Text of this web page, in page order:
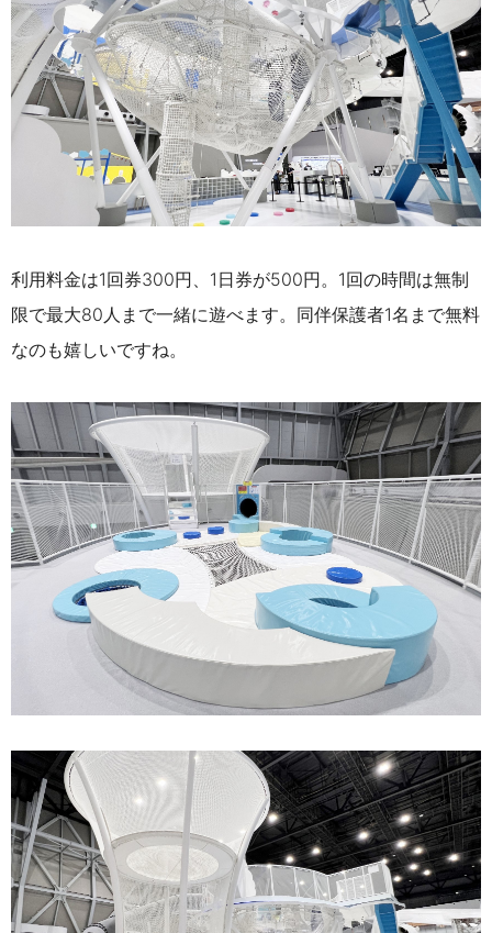
利用料金は1回券300円、1日券が500円。1回の時間は無制
限で最大80人まで一緒に遊べます。同伴保護者1名まで無料
なのも嬉しいですね。